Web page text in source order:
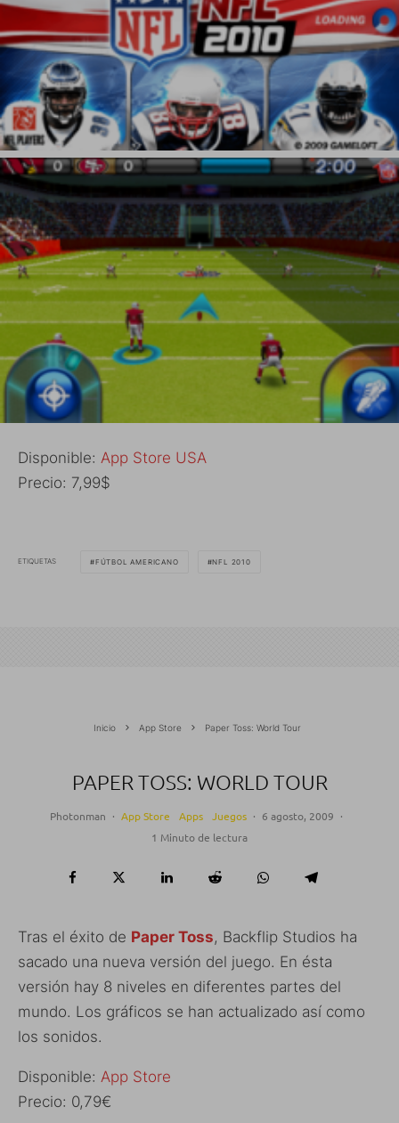
Disponible: App Store USA
Precio: 7,99$
ETIQUETAS FÚTBOL AMERICANO NFL 2010
Inicio App Store Paper Toss: World Tour
PAPER TOSS: WORLD TOUR
Photonman · App Store Apps Juegos · 6 agosto, 2009 ·
1 Minuto de lectura
Tras el éxito de Paper Toss, Backflip Studios ha
sacado una nueva versión del juego. En ésta
versión hay 8 niveles en diferentes partes del
mundo. Los gráficos se han actualizado así como
los sonidos.
Disponible: App Store
Precio: 0,79€